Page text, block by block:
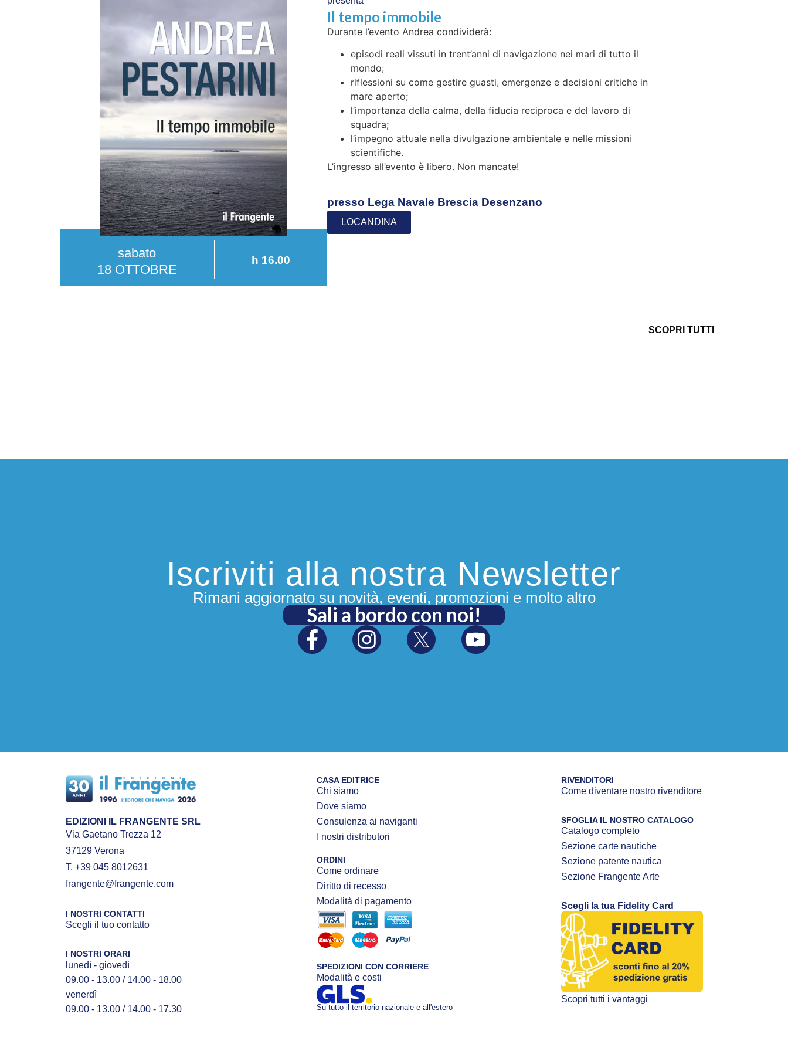
sabato
18 OTTOBRE
h 16.00
Il tempo immobile
Durante l’evento Andrea condividerà:
episodi reali vissuti in trent’anni di navigazione nei mari di tutto il
mondo;
riflessioni su come gestire guasti, emergenze e decisioni critiche in
mare aperto;
l’importanza della calma, della fiducia reciproca e del lavoro di
squadra;
l’impegno attuale nella divulgazione ambientale e nelle missioni
scientifiche.
L’ingresso all’evento è libero. Non mancate!
presso Lega Navale Brescia Desenzano
LOCANDINA
SCOPRI TUTTI
Iscriviti alla nostra Newsletter
Rimani aggiornato su novità, eventi, promozioni e molto altro
Sali a bordo con noi!
EDIZIONI IL FRANGENTE SRL
Via Gaetano Trezza 12
37129 Verona
T. +39 045 8012631
frangente@frangente.com
I NOSTRI CONTATTI
Scegli il tuo contatto
I NOSTRI ORARI
lunedì - giovedì
09.00 - 13.00 / 14.00 - 18.00
venerdì
09.00 - 13.00 / 14.00 - 17.30
CASA EDITRICE
Chi siamo
Dove siamo
Consulenza ai naviganti
I nostri distributori
ORDINI
Come ordinare
Diritto di recesso
Modalità di pagamento
SPEDIZIONI CON CORRIERE
Modalità e costi
Su tutto il territorio nazionale e all'estero
RIVENDITORI
Come diventare nostro rivenditore
SFOGLIA IL NOSTRO CATALOGO
Catalogo completo
Sezione carte nautiche
Sezione patente nautica
Sezione Frangente Arte
Scegli la tua Fidelity Card
Scopri tutti i vantaggi